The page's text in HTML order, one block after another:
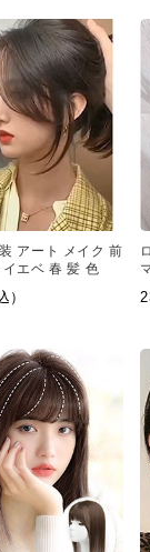
アート メイク 前
エベ 春 髪 色
）